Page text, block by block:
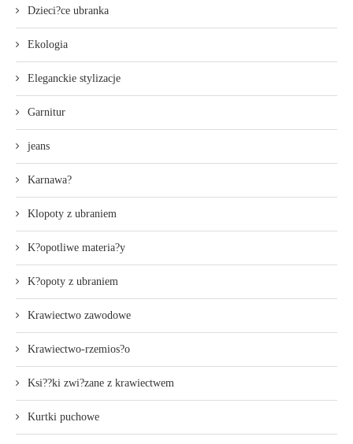
Dzieci?ce ubranka
Ekologia
Eleganckie stylizacje
Garnitur
jeans
Karnawa?
Klopoty z ubraniem
K?opotliwe materia?y
K?opoty z ubraniem
Krawiectwo zawodowe
Krawiectwo-rzemios?o
Ksi??ki zwi?zane z krawiectwem
Kurtki puchowe